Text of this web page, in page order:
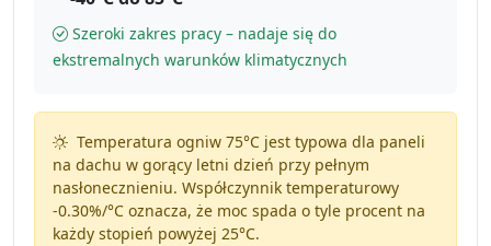
Szeroki zakres pracy – nadaje się do
ekstremalnych warunków klimatycznych
Temperatura ogniw 75°C jest typowa dla paneli
na dachu w gorący letni dzień przy pełnym
nasłonecznieniu. Współczynnik temperaturowy
-0.30%/°Coznacza, że moc spada o tyle procent na
każdy stopień powyżej 25°C.